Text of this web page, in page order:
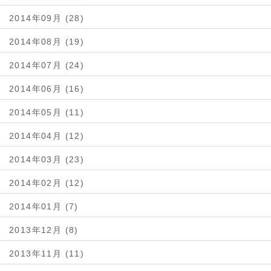
2014年09月 (28)
2014年08月 (19)
2014年07月 (24)
2014年06月 (16)
2014年05月 (11)
2014年04月 (12)
2014年03月 (23)
2014年02月 (12)
2014年01月 (7)
2013年12月 (8)
2013年11月 (11)